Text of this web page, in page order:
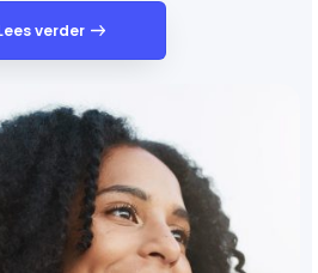
verder